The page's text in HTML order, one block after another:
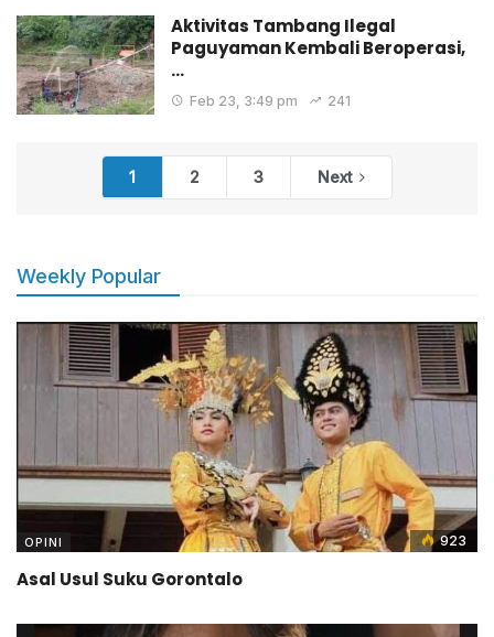
Aktivitas Tambang Ilegal
Paguyaman Kembali Beroperasi,
…
Feb 23, 3:49 pm 241
1 2 3 Next
Weekly Popular
OPINI 923
Asal Usul Suku Gorontalo